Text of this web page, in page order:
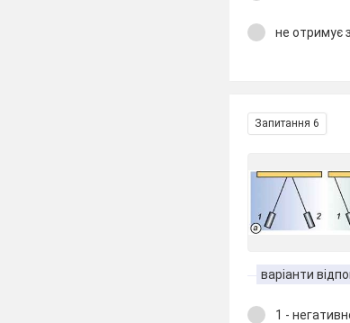
не отримує
Запитання 6
варіанти
1 -